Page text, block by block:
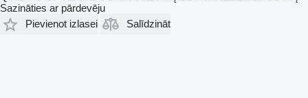
Sazināties ar pārdevēju
Pievienot izlasei
Salīdzināt